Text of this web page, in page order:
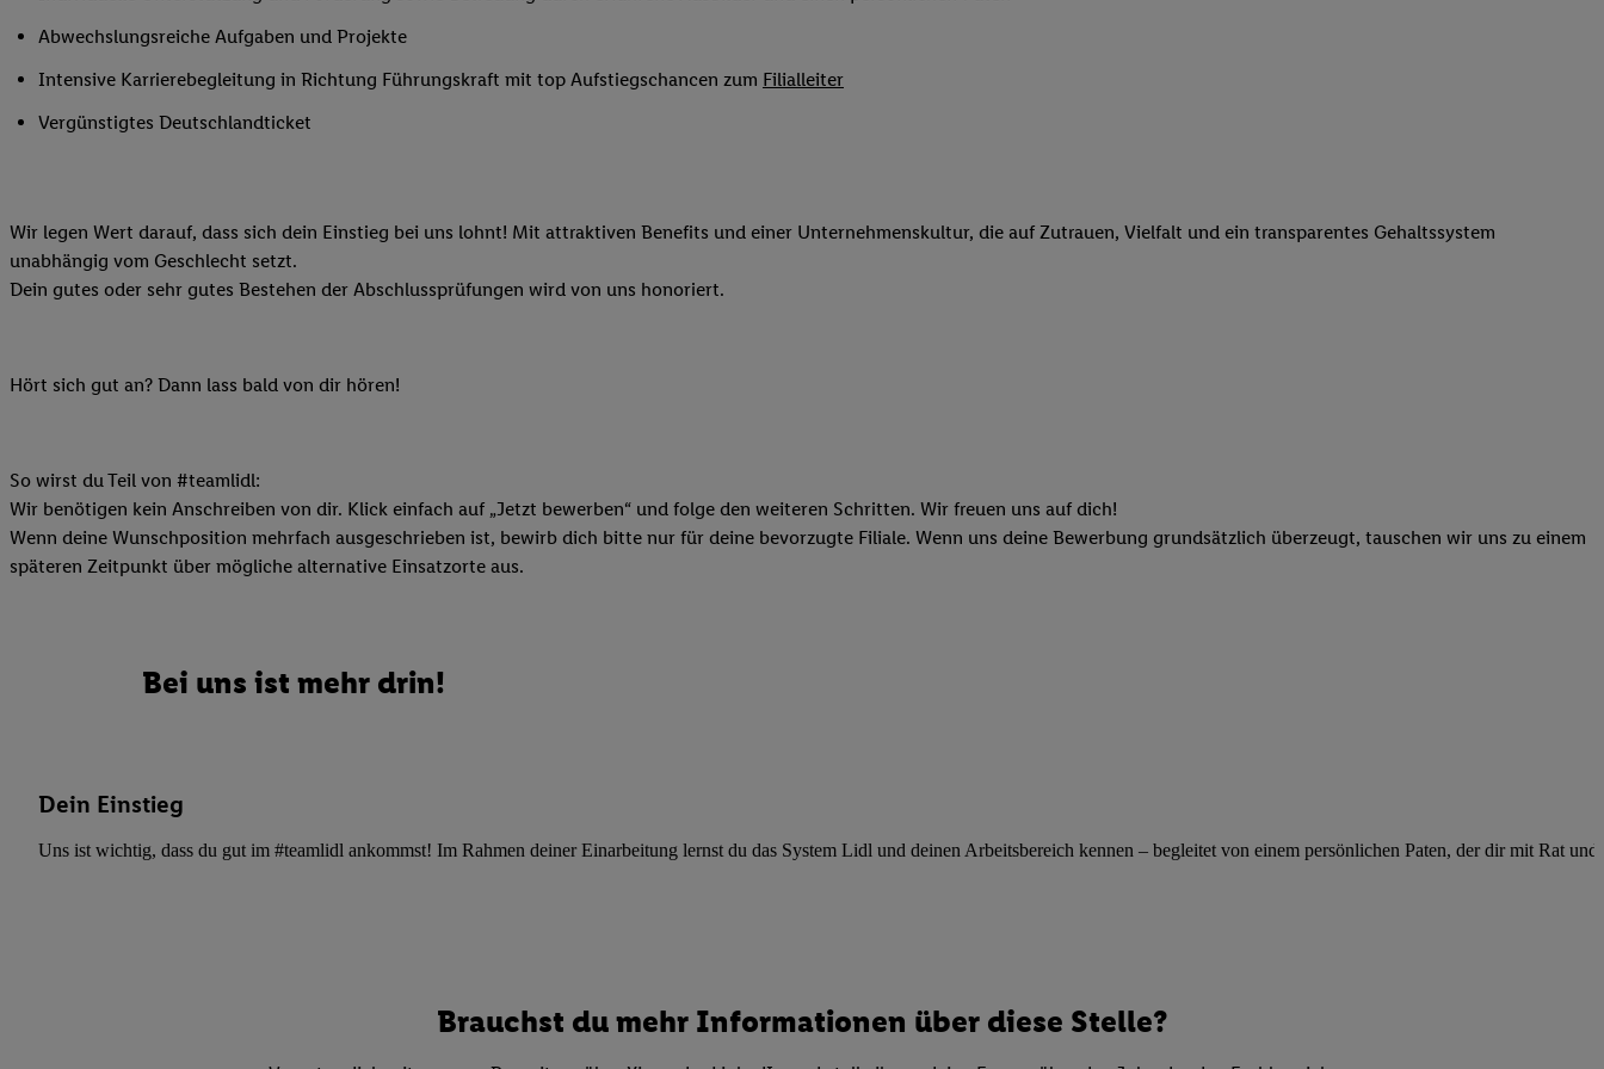
Abwechslungsreiche Aufgaben und Projekte
Intensive Karrierebegleitung in Richtung Führungskraft mit top Aufstiegschancen zum Filialleiter
Vergünstigtes Deutschlandticket
Wir legen Wert darauf, dass sich dein Einstieg bei uns lohnt! Mit attraktiven Benefits und einer Unternehmenskultur, die auf Zutrauen, Vielfalt und ein transparentes Gehaltssystem
unabhängig vom Geschlecht setzt.
Dein gutes oder sehr gutes Bestehen der Abschlussprüfungen wird von uns honoriert.
Hört sich gut an? Dann lass bald von dir hören!
So wirst du Teil von #teamlidl:
Wir benötigen kein Anschreiben von dir. Klick einfach auf „Jetzt bewerben“ und folge den weiteren Schritten. Wir freuen uns auf dich!
Wenn deine Wunschposition mehrfach ausgeschrieben ist, bewirb dich bitte nur für deine bevorzugte Filiale. Wenn uns deine Bewerbung grundsätzlich überzeugt, tauschen wir uns zu einem
späteren Zeitpunkt über mögliche alternative Einsatzorte aus.
Bei uns ist mehr drin!
Dein Einstieg
Uns ist wichtig, dass du gut im #teamlidl ankommst! Im Rahmen deiner Einarbeitung lernst du das System Lidl und deinen Arbeitsbereich kennen – begleitet von einem persönlichen Paten, der dir mit Rat und
Brauchst du mehr Informationen über diese Stelle?
auch Ihre in einen Hashwert umgewandelte E-Mail-Adresse in gemeinsamer Verantwortlichkeit verarbeitet.
Zudem erlauben Sie uns, der Utiq SA/NV („Utiq“) und IhremTelekommunikationsnetzbetreiber
Lidl-Diensten zu erfassen. Insbesondere können Sie mittels dieser Technologie auch auf Diensten wiedererkannt
können Ihre Einwilligung speziell zur Nutzung der Utiq-Technologie - zusätzlich zur weiter unten erläuterten
finden Sie in den
Ihre Einwilligung jederzeit mit Wirkung für die Zukunft zu widerrufen, finden Sie in unseren
Datenschutzbestimmungen.Die Impressen finden Sie hier.Unter „Anpassen“ können Sie einzelne
Verwendungszwecke oder Partner zulassen; das gilt auch für die nachfolgend schlagwortartig benannten Zwecke
Verknüpfung verschiedener Endgeräte, Identifikation von Geräten anhand automatisch übermittelter Informationen,
reduzierter Daten zur Auswahl von Werbeanzeigen. Messung der Werbeleistung. Verwendung von Profilen